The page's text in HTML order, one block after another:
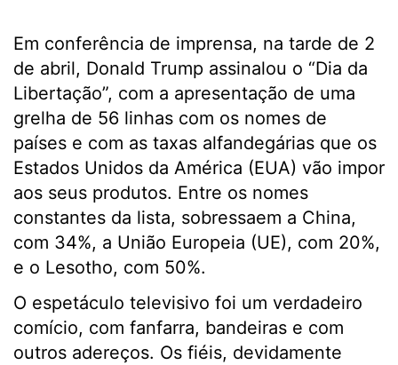
Em conferência de imprensa, na tarde de 2
de abril, Donald Trump assinalou o “Dia da
Libertação”, com a apresentação de uma
grelha de 56 linhas com os nomes de
países e com as taxas alfandegárias que os
Estados Unidos da América (EUA) vão impor
aos seus produtos. Entre os nomes
constantes da lista, sobressaem a China,
com 34%, a União Europeia (UE), com 20%,
e o Lesotho, com 50%.
O espetáculo televisivo foi um verdadeiro
comício, com fanfarra, bandeiras e com
outros adereços. Os fiéis, devidamente